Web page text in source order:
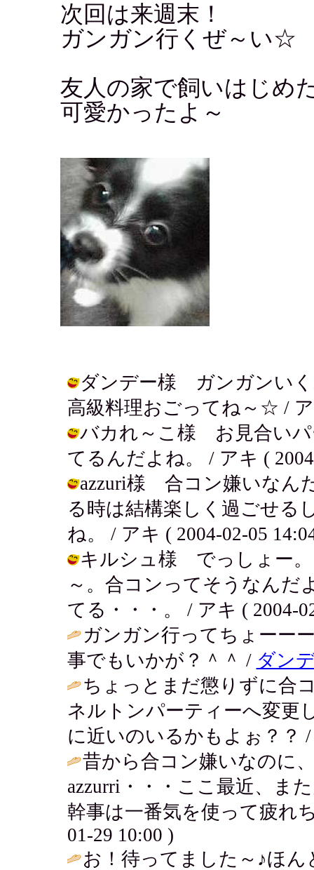
次回は来週末！
ガンガン行くぜ～い☆
友人の家で飼いはじめ
可愛かったよ～
ダンデー様 ガンガンいく
高級料理おごってね～☆ / ア
バカれ～こ様 お見合いパ
てるんだよね。 / アキ (
azzuri様 合コン嫌いなん
る時は結構楽しく過ごせる
ね。 / アキ ( 2004-02-05
キルシュ様 でっしょー
～。合コンってそうなんだ
てる・・・。 / アキ ( 2004-
ガンガン行ってちょーー
事でもいかが？＾＾ / ダン
ちょっとまだ懲りずに合
ネルトンパーティーへ変更
に近いのいるかもよぉ？？
昔から合コン嫌いなのに
azzurri・・・ここ最近、ま
幹事は一番気を使って疲れ
01-29 10:00 )
お！待ってました～♪ほ